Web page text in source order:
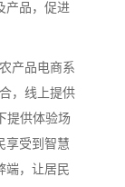
产品，促进
产品电商系
，线上提供
提供体验场
享受到智慧
端，让居民